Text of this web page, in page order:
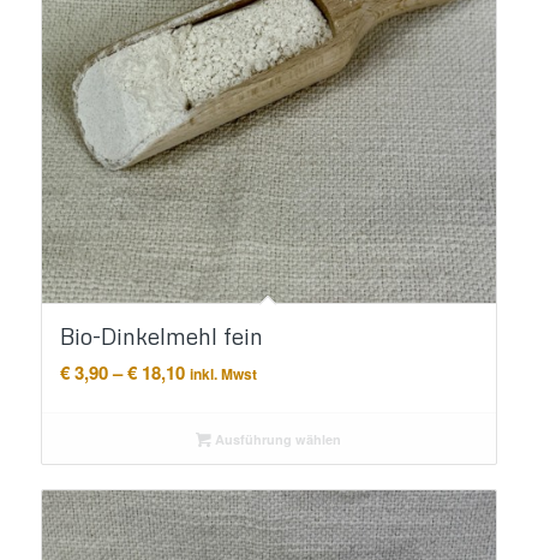
Bio-Dinkelmehl fein
€3,90–€18,10Preisspanne:
€ 18,10
inkl. Mwst
Ausführung wählen